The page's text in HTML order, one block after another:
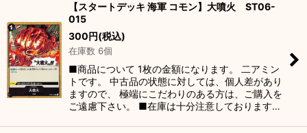
【スタートデッキ 海軍 コモン】大噴火 ST06-
015
300円(税込)
在庫数 6個
■商品について 1枚の金額になります。 二アミン
トです。 中古品の状態に対しては、個人差があり
ますので、 極端にこだわりのある方は、ご購入を
ご遠慮下さい。 ■在庫は十分注意しております…